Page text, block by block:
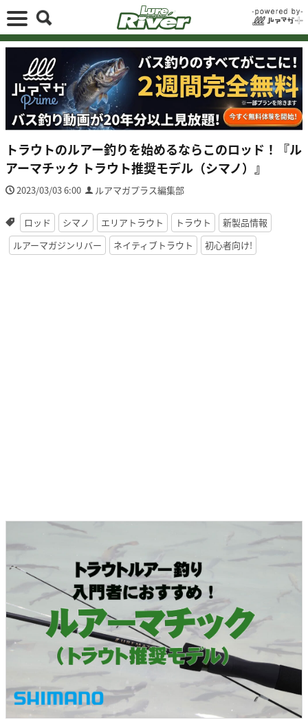
トラウトのルアー釣りを始めるならこのロッド！『ル
アーマチック トラウト推奨モデル（シマノ）』
2023/03/03 6:00 ルアマガプラス編集部
ロッド シマノ エリアトラウト トラウト
新製品情報
ルアーマガジンリバー
ネイティブトラウト 初心者向け!